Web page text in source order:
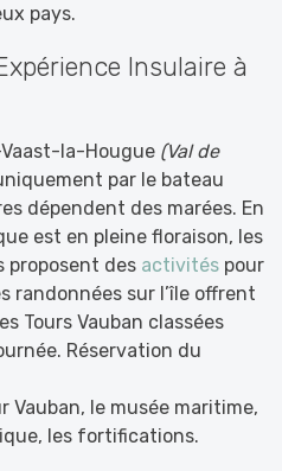
pays.
Insulaire à
la-Hougue (Val de
par le bateau
dépendent des marées. En
est en pleine floraison, les
proposent des activités pour
randonnées sur l’île offrent
Tours Vauban classées
Réservation du
Vauban, le musée maritime,
les fortifications.